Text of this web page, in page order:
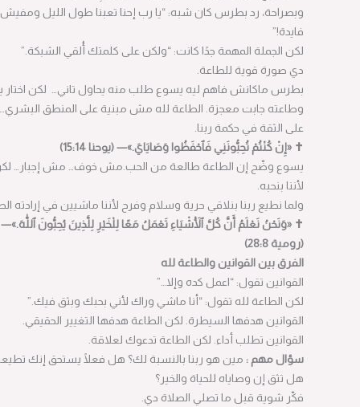
وبصراحة، رد بطرس كان شبه: “يا رب إحنا تعبنا طول الليل ومفيش
لكن الجملة المهمة جدًا كانت: “ولكن على كلمتك أُلقي الشبكة.”
دي صورة قوية للطاعة.
بطرس ماكانش فاهم ليه يسوع طلب منه يحاول تاني… لكن اختار يطيع.
وطاعته جابت معجزة. الطاعة لله مش مبنية على المنطق البشري… لكن
على الثقة في حكمة ربنا.
✝ «إِنْ كُنْتُمْ تُحِبُّونَنِي فَٱحْفَظُوا وَصَايَايَ.»— (يوحنا 15:14)
يسوع وضّح إن الطاعة طالعة من الحب.مش خوف… مش إجبار… لكن
لأننا بنحبه.
ولما نطيع ربنا بنلاقي حرية وسلام وفرح لأننا ماشيين في إرادته الصالحة
✝ «وَنَحْنُ نَعْلَمُ أَنَّ كُلَّ ٱلْأَشْيَاءِ تَعْمَلُ مَعًا لِلْخَيْرِ لِلَّذِينَ يُحِبُّونَ ٱللّٰهَ.»—
الفرق بين القوانين والطاعة لله
القوانين تقول: “اعمل كده وإلا…”
لكن الطاعة لله تقول: “أنا ماشي وراك لأني بحبك وبثق فيك.”
القوانين هدفها السيطرة. لكن الطاعة هدفها التغيير الحقيقي.
القوانين تطلب أداء. لكن الطاعة تدعوك لعلاقة.
سؤال مهم :مين هو ربنا بالنسبة لك؟ هل فعلًا يستحق إنك تطيعه؟
هل تثق إن وصاياه للحياة والخير؟
فكّر شوية قبل ما تصلي الصلاة دي.